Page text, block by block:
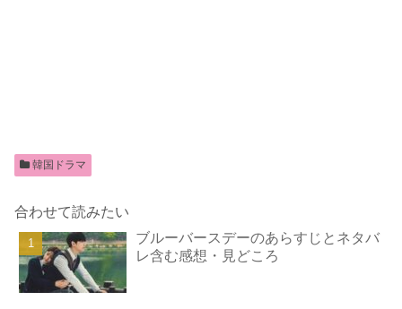
韓国ドラマ
合わせて読みたい
ブルーバースデーのあらすじとネタバ
レ含む感想・見どころ